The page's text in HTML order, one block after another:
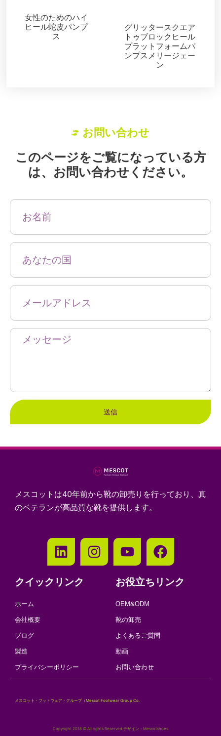
女性のためのハイ
ヒール蛇皮パンプ
ス
グリッタースクエア
トゥブロックヒール
プラットフォームパ
ンプスメリージェー
ン
お問い合わせ
このページをご覧になっている方
は、お問い合わせください。
送信
メスコットは40年前から靴の卸売りを行っており、真
のベテランが高品質な靴を提供します。
クイックリンク
ホーム
会社概要
ブログ
製造
プライバシーポリシー
お役立ちリンク
OEM&ODM
靴の卸売
よくあるご質問
動画
お問い合わせ
メスコット・フットウェア・グループ（Mescot Footwear Group Co.
Copyright 2018 © All rights Reserved.デザイン：Mescotshoes